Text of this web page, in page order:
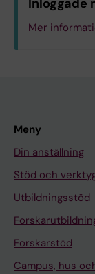
Inloggade
Mer
Meny
Din anställning
Stöd och
Utbildningsstöd
Forskarstöd
Campus, hus